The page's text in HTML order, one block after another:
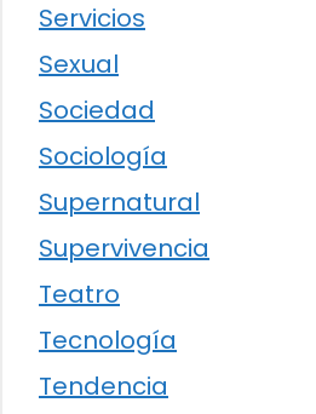
Servicios
Sexual
Sociedad
Sociología
Supernatural
Supervivencia
Teatro
Tecnología
Tendencia